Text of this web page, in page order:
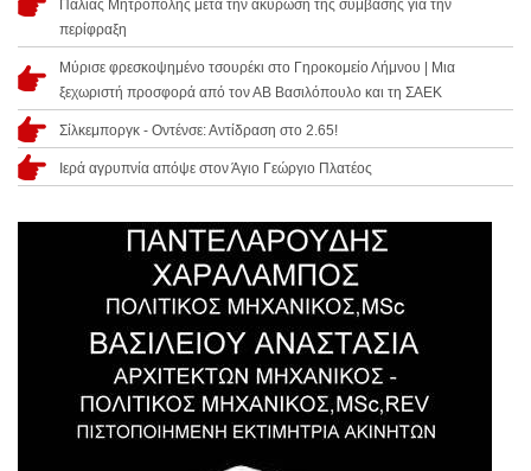
Παλιάς Μητρόπολης μετά την ακύρωση της σύμβασης για την
περίφραξη
Μύρισε φρεσκοψημένο τσουρέκι στο Γηροκομείο Λήμνου | Μια
ξεχωριστή προσφορά από τον ΑΒ Βασιλόπουλο και τη ΣΑΕΚ
Σίλκεμποργκ - Οντένσε: Αντίδραση στο 2.65!
Ιερά αγρυπνία απόψε στον Άγιο Γεώργιο Πλατέος